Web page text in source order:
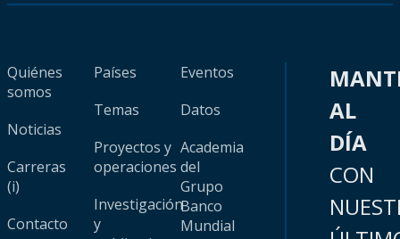
Quiénes
somos
Noticias
Carreras
(i)
Contacto
Países
Temas
Proyectos y
operaciones
Investigación
y
Eventos
Datos
Academia
del
Grupo
Banco
Mundial
AL
DÍA
CON